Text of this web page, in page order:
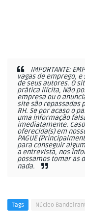
IMPORTANTE:
vagas de emprego,
de seus autores. O
prática ilícita, Não
empresa ou o
site são repassadas
RH. Se por acaso o
uma informação
imediatamente.
oferecida(s) em
PAGUE
para conseguir
a entrevista, nos
possamos tomar as
nada.
Tags Núcleo